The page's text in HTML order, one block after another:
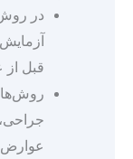
در
قبل
عوارض